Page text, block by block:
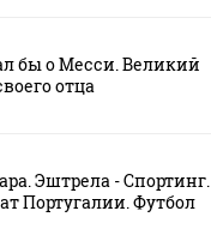
бы о Месси. Великий
отца
Эштрела - Спортинг.
Португалии. Футбол